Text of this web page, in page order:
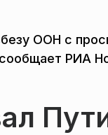
ООН с
РИА